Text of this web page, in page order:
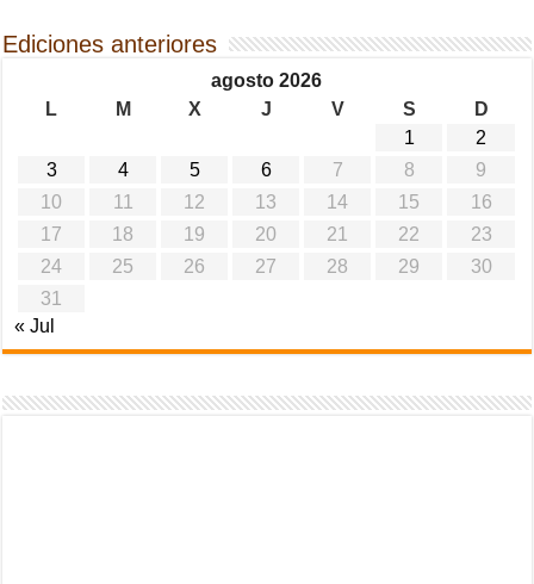
Ediciones anteriores
agosto 2026
L
M X J V S
D
1
2
3
4 5 6 7 8
9
10
11 12 13 14 15
16
17
18 19 20 21 22
23
24
25 26 27 28 29
30
31
« Jul